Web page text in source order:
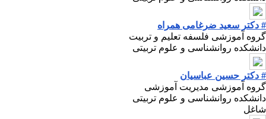
# دکتر سعید ضرغامی همراه
گروه آموزشی فلسفه تعلیم و تربیت
دانشکده روانشناسی و علوم تربیتی
# دکتر حسین عباسیان
گروه آموزشی مدیریت آموزشی
دانشکده روانشناسی و علوم تربیتی
شاغل